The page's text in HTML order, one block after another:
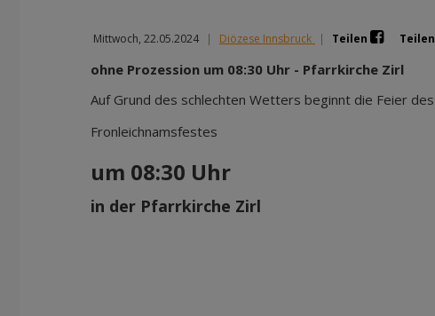
Mittwoch, 22.05.2024 | Diözese Innsbruck | Teilen Teilen
ohne Prozession um 08:30 Uhr - Pfarrkirche Zirl
Auf Grund des schlechten Wetters beginnt die Feier des
Fronleichnamsfestes
um 08:30 Uhr
in der Pfarrkirche Zirl